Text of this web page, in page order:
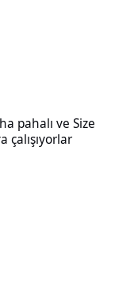
pahalı ve Size
çalışıyorlar